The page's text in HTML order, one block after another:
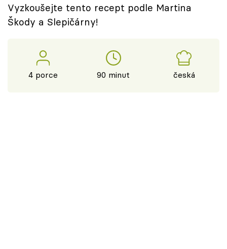
Sledujte nás
Vyzkoušejte tento recept podle Martina
Škody a Slepičárny!
4 porce 90 minut česká